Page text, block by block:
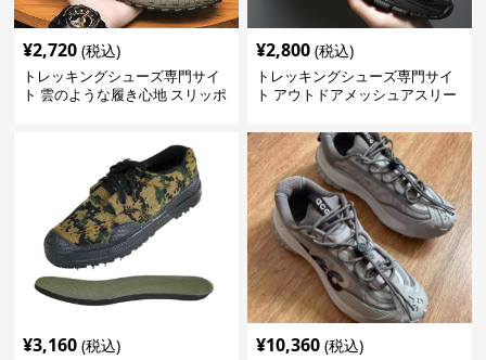
¥2,720 (税込)
トレッキングシューズ専門サイ
ト 雲のような履き心地 スリッポ
¥2,800 (税込)
トレッキングシューズ専門サイ
ト アウトドアメッシュアスリー
¥3,160 (税込) ¥10,360 (税込)